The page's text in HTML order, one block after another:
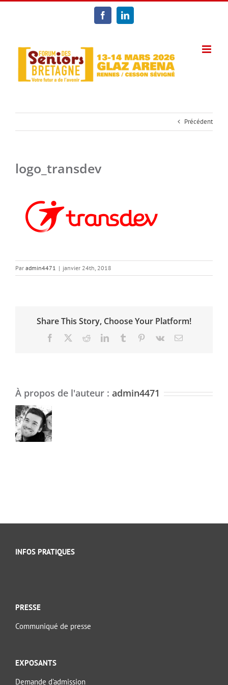
Passer
FacebookLinkedIn
Précédent
logo_transdev
Par admin4471 | janvier 24th, 2018
Share This Story, Choose Your Platform!
Facebook RedditLinkedInTumblr Pinterest
Vk Email
À propos de l'auteur : admin4471
INFOS PRATIQUES
PRESSE
Communiqué de presse
EXPOSANTS
Demande d’admission